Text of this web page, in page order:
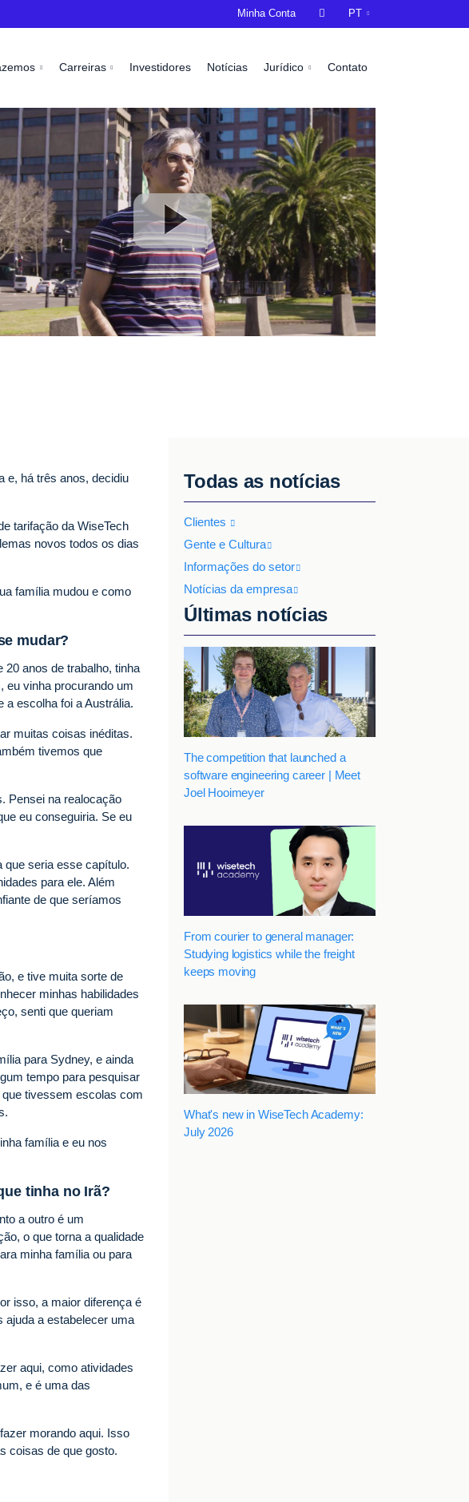
Carreiras Investidores Notícias Jurídico Contato
Minha Conta  PT
e, há três anos, decidiu
tarifação da WiseTech
novos todos os dias
família mudou e como
mudar?
anos de trabalho, tinha
eu vinha procurando um
a escolha foi a Austrália.
muitas coisas inéditas.
tivemos que
Pensei na realocação
eu conseguiria. Se eu
que seria esse capítulo.
para ele. Além
de que seríamos
e tive muita sorte de
minhas habilidades
senti que queriam
para Sydney, e ainda
tempo para pesquisar
tivessem escolas com
família e eu nos
tinha no Irã?
a outro é um
o que torna a qualidade
minha família ou para
isso, a maior diferença é
ajuda a estabelecer uma
aqui, como atividades
e é uma das
morando aqui. Isso
coisas de que gosto.
Todas as notícias
Clientes
Gente e Cultura
Informações do setor
Notícias da empresa
Últimas notícias
The competition that launched a
software engineering career | Meet
Joel Hooimeyer
From courier to general manager:
Studying logistics while the freight
keeps moving
What's new in WiseTech Academy:
July 2026